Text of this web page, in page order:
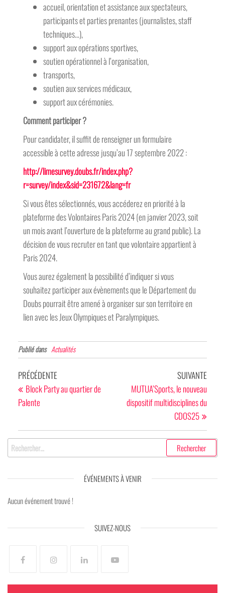
accueil, orientation et assistance aux spectateurs,
participants et parties prenantes (journalistes, staff
techniques…),
support aux opérations sportives,
soutien opérationnel à l’organisation,
transports,
soutien aux services médicaux,
support aux cérémonies.
Comment participer ?
Pour candidater, il suffit de renseigner un formulaire
accessible à cette adresse jusqu’au 17 septembre 2022 :
http://limesurvey.doubs.fr/index.php?
r=survey/index&sid=231672&lang=fr
Si vous êtes sélectionnés, vous accéderez en priorité à la
plateforme des Volontaires Paris 2024 (en janvier 2023, soit
un mois avant l’ouverture de la plateforme au grand public). La
décision de vous recruter en tant que volontaire appartient à
Paris 2024.
Vous aurez également la possibilité d’indiquer si vous
souhaitez participer aux évènements que le Département du
Doubs pourrait être amené à organiser sur son territoire en
lien avec les Jeux Olympiques et Paralympiques.
Publié dans Actualités
PRÉCÉDENTE
Block Party au quartier de
Palente
SUIVANTE
MUTUA’Sports, le nouveau
dispositif multidisciplines du
CDOS25
ÉVÉNEMENTS À VENIR
Aucun événement trouvé !
SUIVEZ-NOUS